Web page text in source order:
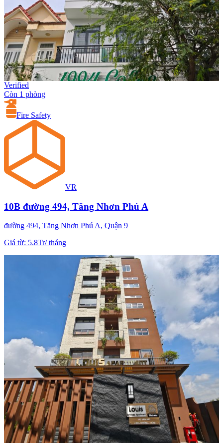
Verified
Còn 1 phòng
Fire Safety
VR
10B đường 494, Tăng Nhơn Phú A
đường 494, Tăng Nhơn Phú A, Quận 9
Giá từ: 5.8Tr/tháng